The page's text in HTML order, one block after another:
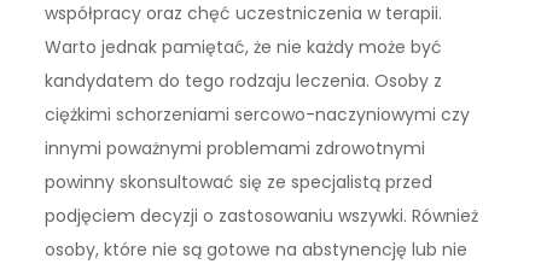
współpracy oraz chęć uczestniczenia w terapii.
Warto jednak pamiętać, że nie każdy może być
kandydatem do tego rodzaju leczenia. Osoby z
ciężkimi schorzeniami sercowo-naczyniowymi czy
innymi poważnymi problemami zdrowotnymi
powinny skonsultować się ze specjalistą przed
podjęciem decyzji o zastosowaniu wszywki. Również
osoby, które nie są gotowe na abstynencję lub nie